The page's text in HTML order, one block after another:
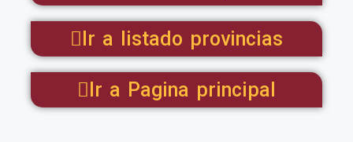
Ir a listado provincias
Ir a Pagina principal